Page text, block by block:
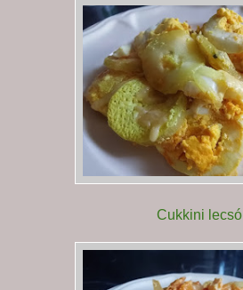
Cukkini lecsó